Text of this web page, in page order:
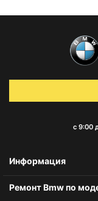
с 9:00
Информация
Ремонт Bmw по